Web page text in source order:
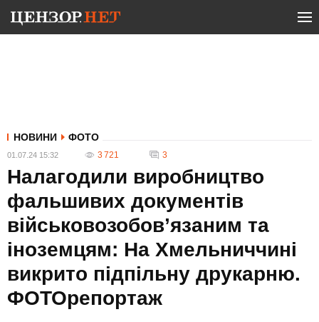
НОВИНИ ФОТО
01.07.24 15:32 3 721 3
Налагодили виробництво
фальшивих документів
військовозобов’язаним та
іноземцям: На Хмельниччині
викрито підпільну друкарню.
ФОТОрепортаж